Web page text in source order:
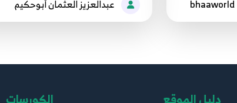
21
2323.طلع البيناتات اللي عايزها في لحظه بأستخدام ال Combo Box في الاكسل
عبدالعزيز العثمان أبوحكيم